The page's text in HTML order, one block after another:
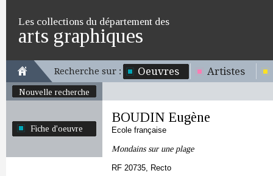
Les collections du département des
arts graphiques
Recherche sur : Oeuvres Artistes
Nouvelle recherche
Fiche d'oeuvre
BOUDIN Eugène
Ecole française
Mondains sur une plage
RF 20735, Recto